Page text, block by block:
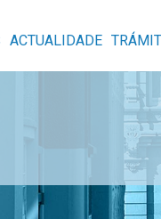
ACTUALIDADE